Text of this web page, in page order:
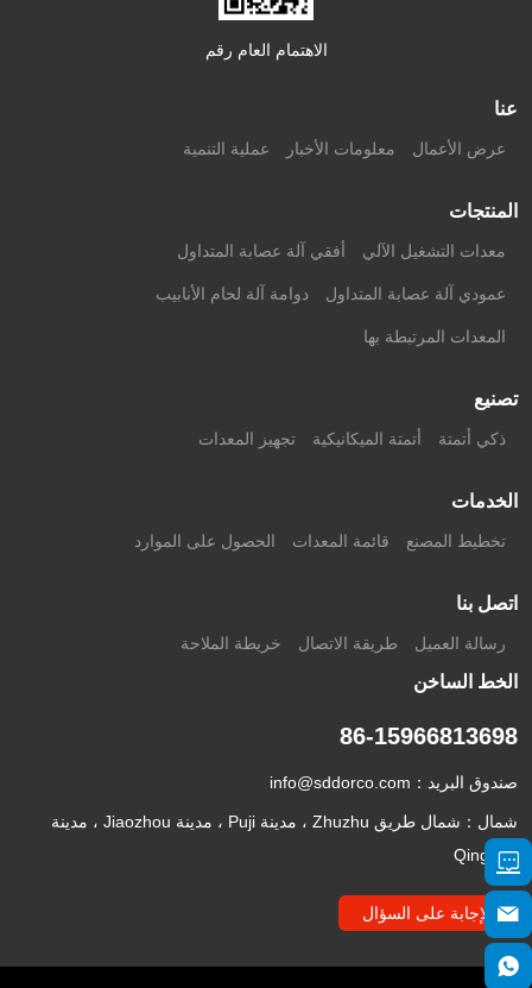
الاهتمام العام رقم
عنا
عرض الأعمال معلومات الأخبار عملية التنمية
المنتجات
معدات التشغيل الآلي أفقي آلة عصابة المتداول
عمودي آلة عصابة المتداول دوامة آلة لحام الأنابيب
المعدات المرتبطة بها
تصنيع
ذكي أتمتة أتمتة الميكانيكية تجهيز المعدات
الخدمات
تخطيط المصنع قائمة المعدات الحصول على الموارد
اتصل بنا
رسالة العميل طريقة الاتصال خريطة الملاحة
الخط الساخن
86-15966813698
صندوق البريد： info@sddorco.com
شمال：شمال طريق Zhuzhu ، مدينة Puji ، مدينة Jiaozhou ، مدينة
Qingdao
الإجابة على السؤال